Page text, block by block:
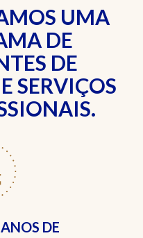
UMA
DE
DE
SERVIÇOS
DE